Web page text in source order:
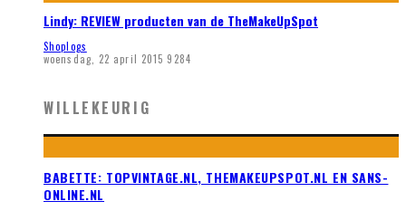
Lindy: REVIEW producten van de TheMakeUpSpot
Shoplogs
woensdag, 22 april 2015 9284
WILLEKEURIG
BABETTE: TOPVINTAGE.NL, THEMAKEUPSPOT.NL EN SANS-
ONLINE.NL